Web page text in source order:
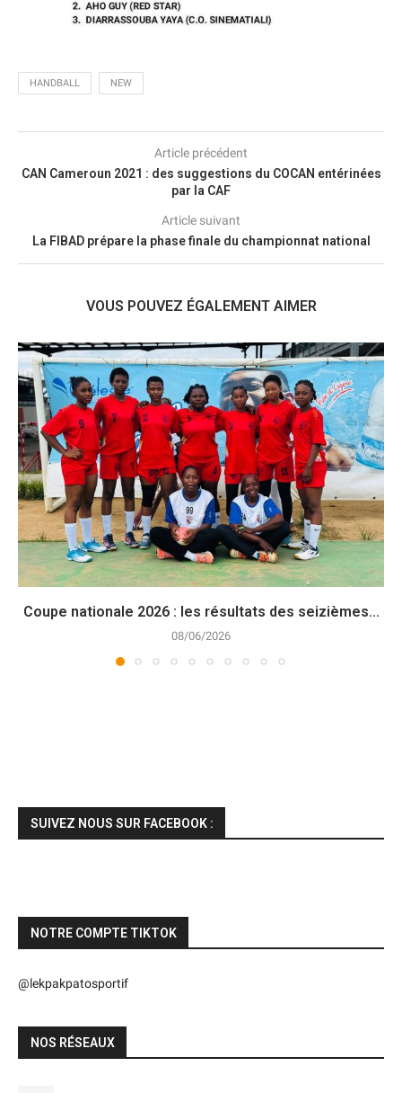
HANDBALL NEW
Article précédent
CAN Cameroun 2021 : des suggestions du COCAN entérinées
par la CAF
Article suivant
La FIBAD prépare la phase finale du championnat national
VOUS POUVEZ ÉGALEMENT AIMER
Coupe nationale 2026 : les résultats des seizièmes...
08/06/2026
SUIVEZ NOUS SUR FACEBOOK :
NOTRE COMPTE TIKTOK
@lekpakpatosportif
NOS RÉSEAUX